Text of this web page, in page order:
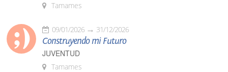
Tamames
09/01/2026 31/12/2026
Construyendo mi Futuro
JUVENTUD
Tamames